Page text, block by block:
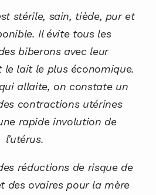
stérile, sain, tiède, pur et
Il évite tous les
biberons avec leur
le lait le plus économique.
allaite, on constate un
contractions utérines
rapide involution de
l’utérus.
réductions de risque de
des ovaires pour la mère